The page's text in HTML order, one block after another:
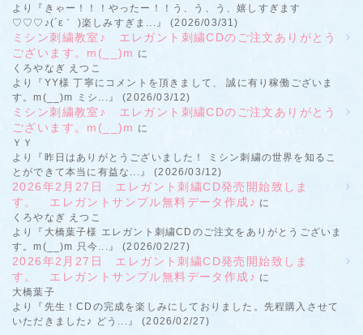
より『きゃー！！！やったー！！う、う、う、嬉しすぎます
♡♡♡♪(´ε｀ )楽しみすぎま...』 (2026/03/31)
ミシン刺繍教室♪ エレガント刺繍CDのご注文ありがとう
ございます。m(__)m に
くろやなぎ えつこ
より『YY様 丁寧にコメントを頂きまして、 誠に有り稼働ございま
す。m(__)m ミシ...』 (2026/03/12)
ミシン刺繍教室♪ エレガント刺繍CDのご注文ありがとう
ございます。m(__)m に
ＹＹ
より『昨日はありがとうございました！ ミシン刺繍の世界を知るこ
とができて本当に有益な...』 (2026/03/12)
2026年2月27日 エレガント刺繍CD発売開始致しま
す。 エレガントサンプル無料データ作成♪ に
くろやなぎ えつこ
より『大橋葉子様 エレガント刺繍CDのご注文をありがとうございま
す。m(__)m 只今...』 (2026/02/27)
2026年2月27日 エレガント刺繍CD発売開始致しま
す。 エレガントサンプル無料データ作成♪ に
大橋葉子
より『先生！CDの完成を楽しみにしておりました。先程購入させて
いただきました♪ どう...』 (2026/02/27)